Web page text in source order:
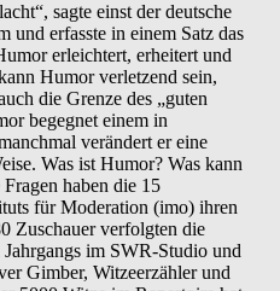
sagte einst der deutsche
und erfasste in einem Satz das
erleichtert, erheitert und
Humor verletzend sein,
die Grenze des „guten
begegnet einem in
verändert er eine
Was ist Humor? Was kann
haben die 15
für Moderation (imo) ihren
Zuschauer verfolgten die
im SWR-Studio und
Gimber, Witzeerzähler und